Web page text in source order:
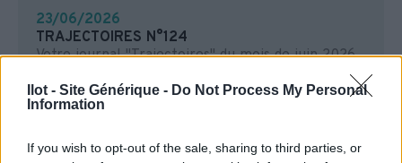
Ilot - Site Générique - Do Not Process My Personal
Information
If you wish to opt-out of the sale, sharing to third parties, or
23/06/2026
TRAJECTOIRES N°124
Votre journal "Trajectoires" du mois de juin 2026